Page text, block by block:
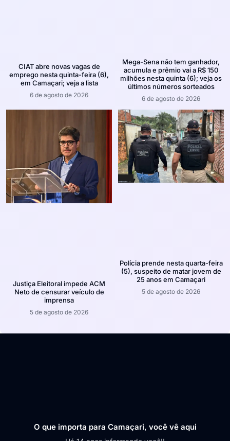
CIAT abre novas vagas de
emprego nesta quinta-feira (6),
em Camaçari; veja a lista
6 de agosto de 2026
Mega-Sena não tem ganhador,
acumula e prêmio vai a R$ 150
milhões nesta quinta (6); veja os
últimos números sorteados
6 de agosto de 2026
Justiça Eleitoral impede ACM
Neto de censurar veículo de
imprensa
5 de agosto de 2026
Polícia prende nesta quarta-feira
(5), suspeito de matar jovem de
25 anos em Camaçari
5 de agosto de 2026
O que importa para Camaçari, você vê aqui